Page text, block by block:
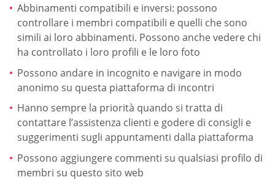
Abbinamenti compatibili e inversi: possono
controllare i membri compatibili e quelli che sono
simili ai loro abbinamenti. Possono anche vedere chi
ha controllato i loro profili e le loro foto
Possono andare in incognito e navigare in modo
anonimo su questa piattaforma di incontri
Hanno sempre la priorità quando si tratta di
contattare l’assistenza clienti e godere di consigli e
suggerimenti sugli appuntamenti dalla piattaforma
Possono aggiungere commenti su qualsiasi profilo di
membri su questo sito web